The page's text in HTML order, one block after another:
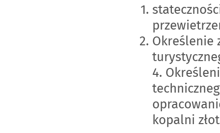
Określenie
4.
kopalni